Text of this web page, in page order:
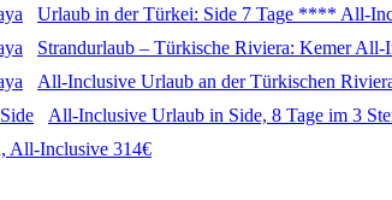
Urlaub in der Türkei: Side 7 Tage **** All-
Strandurlaub – Türkische Riviera: Kemer All-
All-Inclusive Urlaub an der Türkischen
All-Inclusive Urlaub in Side, 8 Tage im 3
All-Inclusive 314€